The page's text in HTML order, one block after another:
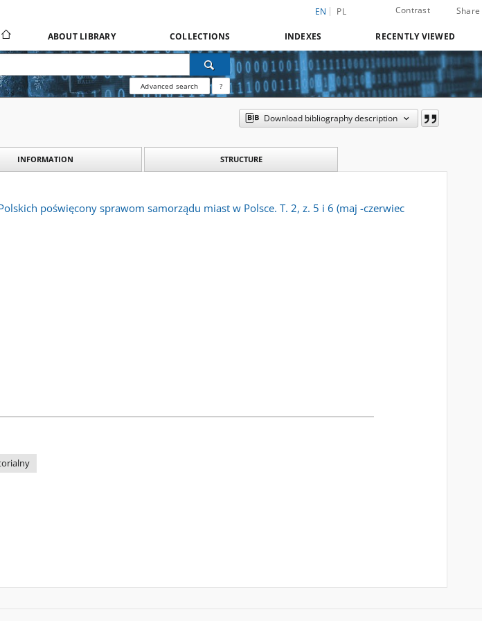
EN PL Contrast Share
ABOUT LIBRARY COLLECTIONS INDEXES RECENTLY VIEWED
Advanced search ?
Download bibliography description
INFORMATION STRUCTURE
poświęcony sprawom samorządu miast w Polsce. T. 2, z. 5 i 6 (maj -czerwiec